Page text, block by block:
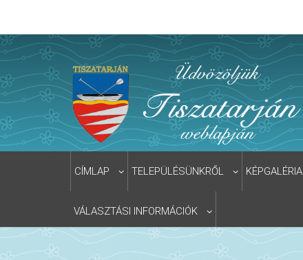
CÍMLAP TELEPÜLÉSÜNKRŐL KÉPGALÉRIA
VÁLASZTÁSI INFORMÁCIÓK